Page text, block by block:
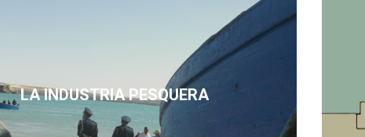
LA INDUSTRIA PESQUERA